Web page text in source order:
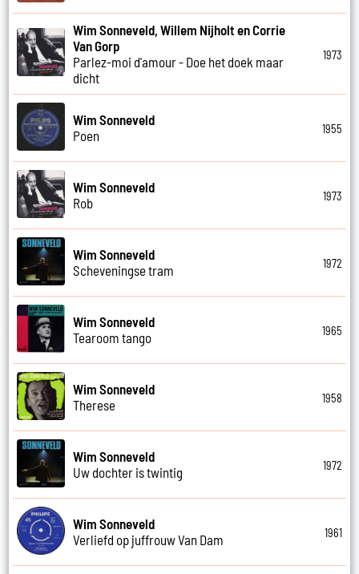
Wim Sonneveld, Willem Nijholt en Corrie
Van Gorp
Parlez-moi d'amour - Doe het doek maar
dicht
1973
Wim Sonneveld
Poen
1955
Wim Sonneveld
Rob
1973
Wim Sonneveld
Scheveningse tram
1972
Wim Sonneveld
Tearoom tango
1965
Wim Sonneveld
Therese
1958
Wim Sonneveld
Uw dochter is twintig
1972
Wim Sonneveld
Verliefd op juffrouw Van Dam
1961